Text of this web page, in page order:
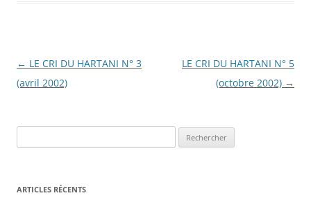
Navigation
des
← LE CRI DU HARTANI N° 3
(avril 2002)
LE CRI DU HARTANI N° 5
(octobre 2002) →
e
h
ARTICLES RÉCENTS